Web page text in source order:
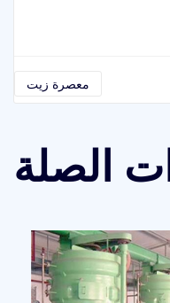
معصرة زيت
الصلة